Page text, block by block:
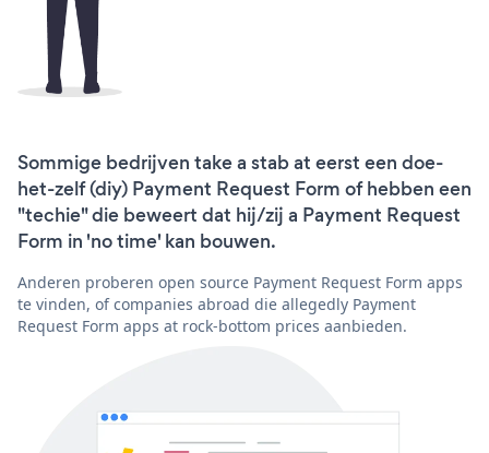
Sommige bedrijven take a stab at eerst een doe-
het-zelf (diy) Payment Request Form of hebben een
"techie" die beweert dat hij/zij a Payment Request
Form in 'no time' kan bouwen.
Anderen proberen open source Payment Request Form apps
te vinden, of companies abroad die allegedly Payment
Request Form apps at rock-bottom prices aanbieden.